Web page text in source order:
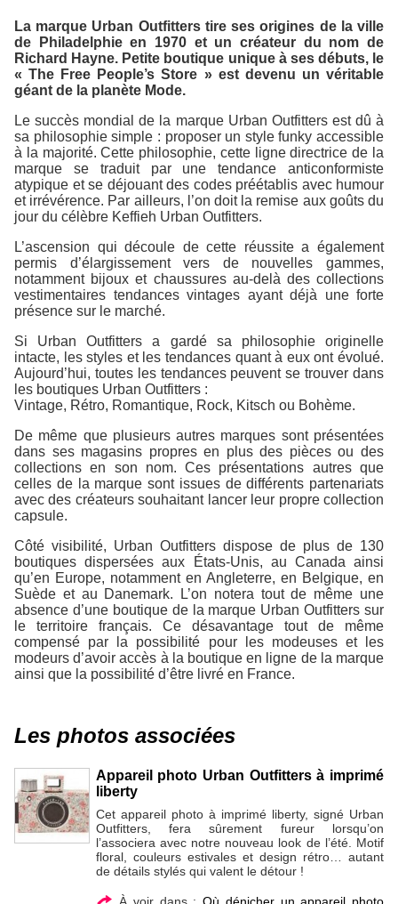
La marque Urban Outfitters tire ses origines de la ville
de Philadelphie en 1970 et un créateur du nom de
Richard Hayne. Petite boutique unique à ses débuts, le
« The Free People’s Store » est devenu un véritable
géant de la planète Mode.
Le succès mondial de la marque Urban Outfitters est dû à
sa philosophie simple : proposer un style funky accessible
à la majorité. Cette philosophie, cette ligne directrice de la
marque se traduit par une tendance anticonformiste
atypique et se déjouant des codes préétablis avec humour
et irrévérence. Par ailleurs, l’on doit la remise aux goûts du
jour du célèbre Keffieh Urban Outfitters.
L’ascension qui découle de cette réussite a également
permis d’élargissement vers de nouvelles gammes,
notamment bijoux et chaussures au-delà des collections
vestimentaires tendances vintages ayant déjà une forte
présence sur le marché.
Si Urban Outfitters a gardé sa philosophie originelle
intacte, les styles et les tendances quant à eux ont évolué.
Aujourd’hui, toutes les tendances peuvent se trouver dans
les boutiques Urban Outfitters :
Vintage, Rétro, Romantique, Rock, Kitsch ou Bohème.
De même que plusieurs autres marques sont présentées
dans ses magasins propres en plus des pièces ou des
collections en son nom. Ces présentations autres que
celles de la marque sont issues de différents partenariats
avec des créateurs souhaitant lancer leur propre collection
capsule.
Côté visibilité, Urban Outfitters dispose de plus de 130
boutiques dispersées aux États-Unis, au Canada ainsi
qu’en Europe, notamment en Angleterre, en Belgique, en
Suède et au Danemark. L’on notera tout de même une
absence d’une boutique de la marque Urban Outfitters sur
le territoire français. Ce désavantage tout de même
compensé par la possibilité pour les modeuses et les
modeurs d’avoir accès à la boutique en ligne de la marque
ainsi que la possibilité d’être livré en France.
Les photos associées
Appareil photo Urban Outfitters à imprimé
liberty
Cet appareil photo à imprimé liberty, signé Urban
Outfitters, fera sûrement fureur lorsqu’on
l’associera avec notre nouveau look de l’été. Motif
floral, couleurs estivales et design rétro… autant
de détails stylés qui valent le détour !